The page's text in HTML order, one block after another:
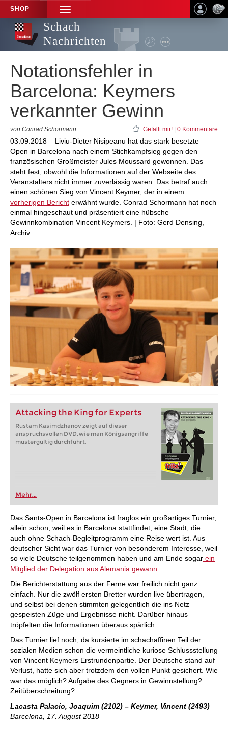
SHOP
TOGGLE
NAVIGATION
Schach
Nachrichten
Notationsfehler in
Barcelona: Keymers
verkannter Gewinn
von Conrad Schormann Gefällt mir! 0 Kommentare
03.09.2018 – Liviu-Dieter Nisipeanu hat das stark besetzte
Open in Barcelona nach einem Stichkampfsieg gegen den
französischen Großmeister Jules Moussard gewonnen. Das
steht fest, obwohl die Informationen auf der Webseite des
Veranstalters nicht immer zuverlässig waren. Das betraf auch
einen schönen Sieg von Vincent Keymer, der in einem
vorherigen Bericht erwähnt wurde. Conrad Schormann hat noch
einmal hingeschaut und präsentiert eine hübsche
Gewinnkombination Vincent Keymers. | Foto: Gerd Densing,
Archiv
Attacking the King for Experts
Rustam Kasimdzhanov zeigt auf dieser
anspruchsvollen DVD, wie man Königsangriffe
mustergültig durchführt.
Mehr...
Das Sants-Open in Barcelona ist fraglos ein großartiges Turnier,
allein schon, weil es in Barcelona stattfindet, eine Stadt, die
auch ohne Schach-Begleitprogramm eine Reise wert ist. Aus
deutscher Sicht war das Turnier von besonderem Interesse, weil
so viele Deutsche teilgenommen haben und am Ende sogar ein
Mitglied der Delegation aus Alemania gewann
Die Berichterstattung aus der Ferne war freilich nicht ganz
einfach. Nur die zwölf ersten Bretter wurden live übertragen,
und selbst bei denen stimmten gelegentlich die ins Netz
gespeisten Züge und Ergebnisse nicht. Darüber hinaus
tröpfelten die Informationen überaus spärlich.
Das Turnier lief noch, da kursierte im schachaffinen Teil der
sozialen Medien schon die vermeintliche kuriose Schlussstellung
von Vincent Keymers Erstrundenpartie. Der Deutsche stand auf
Verlust, hatte sich aber trotzdem den vollen Punkt gesichert. Wie
war das möglich? Aufgabe des Gegners in Gewinnstellung?
Zeitüberschreitung?
Lacasta Palacio, Joaquim (2102) – Keymer, Vincent (2493)
Barcelona, 17. August 2018